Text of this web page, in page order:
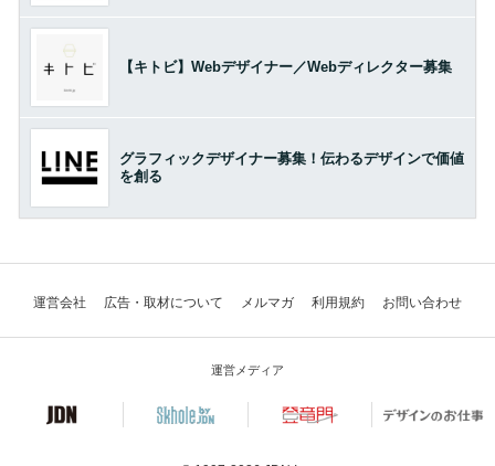
【キトビ】Webデザイナー／Webディレクター募集
グラフィックデザイナー募集！伝わるデザインで価値
を創る
運営会社 広告・取材について メルマガ 利用規約 お問い合わせ
運営メディア